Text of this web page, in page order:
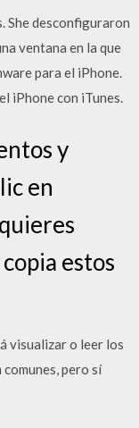
She desconfiguraron
ventana en la que
para el iPhone.
iPhone con iTunes.
y
en
estos
visualizar o leer los
pero sí